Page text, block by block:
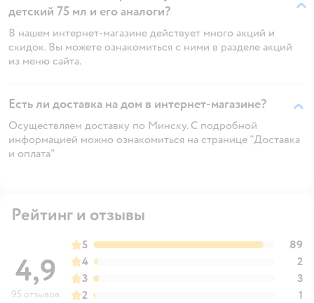
детский 75 мл и его аналоги?
В нашем интернет-магазине действует много акций и
скидок. Вы можете ознакомиться с ними в разделе акций
из меню сайта.
Есть ли доставка на дом в интернет-магазине?
Осуществляем доставку по Минску. С подробной
информацией можно ознакомиться на странице "Доставка
и оплата"
Рейтинг и отзывы
4,9
95 отзывов
5
89
4
2
3
3
2
1